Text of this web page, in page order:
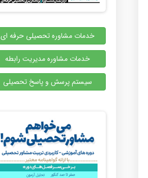
خدمات مشاوره تحصیلی حرفه ای
خدمات مشاوره مدیریت رابطه
سیستم پرسش و پاسخ تحصیلی